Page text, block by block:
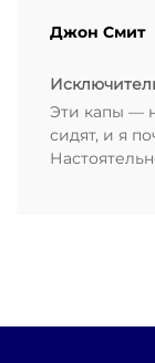
Джон Смит
Эти капы —
сидят, и я